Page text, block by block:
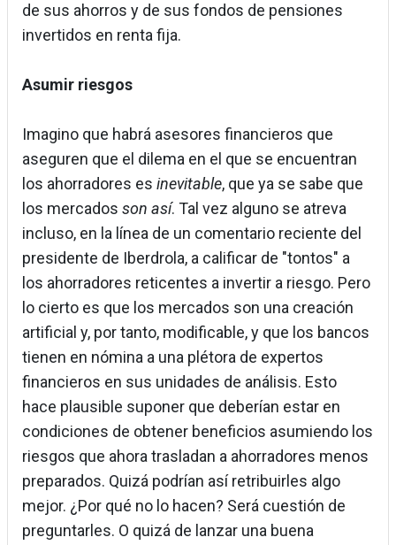
de sus ahorros y de sus fondos de pensiones
invertidos en renta fija.
Asumir riesgos
Imagino que habrá asesores financieros que
aseguren que el dilema en el que se encuentran
los ahorradores es inevitable, que ya se sabe que
los mercados son así. Tal vez alguno se atreva
incluso, en la línea de un comentario reciente del
presidente de Iberdrola, a calificar de "tontos" a
los ahorradores reticentes a invertir a riesgo. Pero
lo cierto es que los mercados son una creación
artificial y, por tanto, modificable, y que los bancos
tienen en nómina a una plétora de expertos
financieros en sus unidades de análisis. Esto
hace plausible suponer que deberían estar en
condiciones de obtener beneficios asumiendo los
riesgos que ahora trasladan a ahorradores menos
preparados. Quizá podrían así retribuirles algo
mejor. ¿Por qué no lo hacen? Será cuestión de
preguntarles. O quizá de lanzar una buena